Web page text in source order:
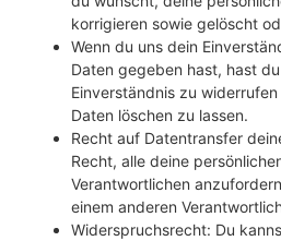
korrigieren sowie gelöscht
Wenn du uns dein
Daten gegeben hast, hast
Einverständnis zu
Daten löschen zu lassen.
Recht auf Datentransfer
Recht, alle deine
Verantwortlichen
einem anderen
Widerspruchsrecht: Du